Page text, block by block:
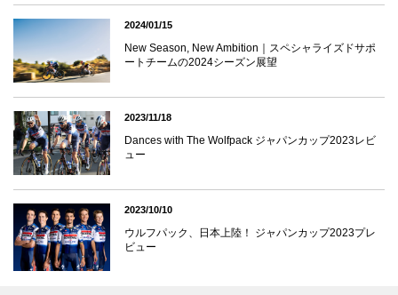
2024/01/15
New Season, New Ambition｜スペシャライズドサポ
ートチームの2024シーズン展望
2023/11/18
Dances with The Wolfpack ジャパンカップ2023レビ
ュー
2023/10/10
ウルフパック、日本上陸！ ジャパンカップ2023プレ
ビュー